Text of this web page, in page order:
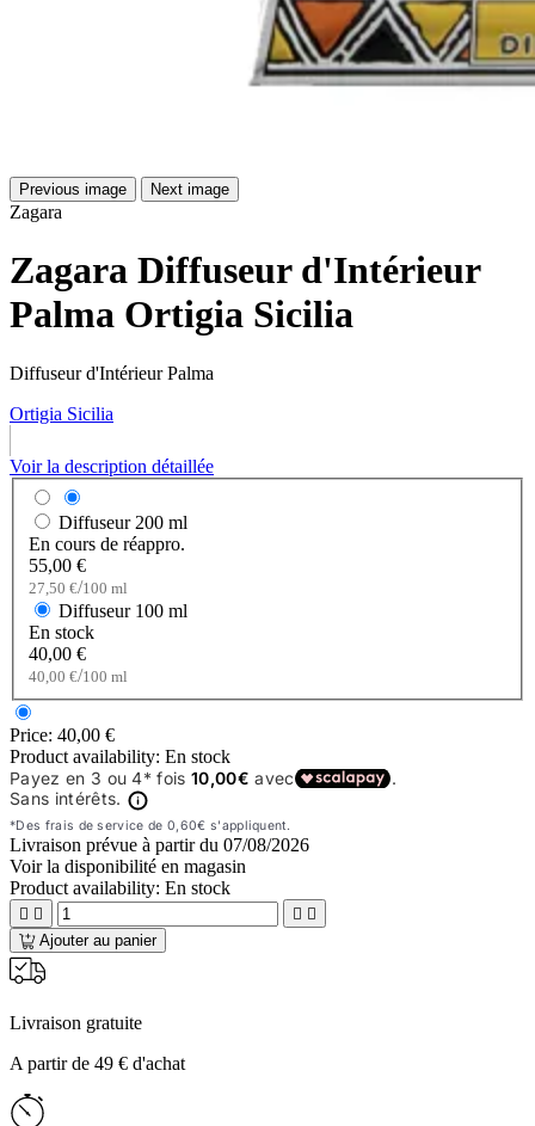
Previous image Next image
Zagara
Zagara Diffuseur d'Intérieur
Palma Ortigia Sicilia
Diffuseur d'Intérieur Palma
Ortigia Sicilia
Voir la description détaillée
Diffuseur 200 ml
En cours de réappro.
55,00 €
27,50 €/100 ml
Diffuseur 100 ml
En stock
40,00 €
40,00 €/100 ml
Price: 40,00 €
Product availability: En stock
Livraison prévue à partir du 07/08/2026
Voir la disponibilité en magasin
Product availability: En stock
   
Ajouter au panier
Livraison gratuite
A partir de 49 € d'achat